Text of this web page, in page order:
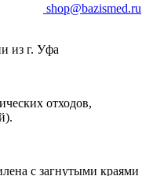
shop@bazismed.ru
из г. Уфа
отходов,
с загнутыми краями